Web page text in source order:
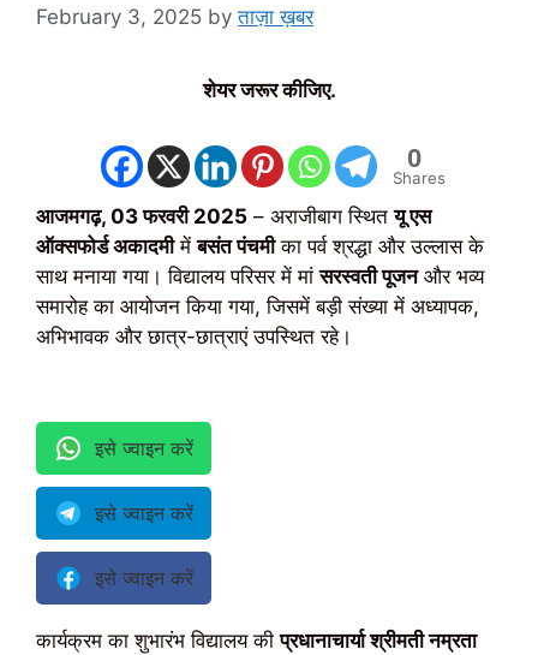
February 3, 2025 byताज़ा ख़बर
शेयर जरूर कीजिए.
0
Shares
आजमगढ़, 03 फरवरी 2025 – अराजीबाग स्थितयू एस
ऑक्सफोर्ड अकादमीमेंबसंत पंचमीका पर्व श्रद्धा और उल्लास के
साथ मनाया गया। विद्यालय परिसर में मांसरस्वती पूजनऔर भव्य
समारोह का आयोजन किया गया, जिसमें बड़ी संख्या में अध्यापक,
अभिभावक और छात्र-छात्राएं उपस्थित रहे।
इसे ज्वाइन करें
इसे ज्वाइन करें
इसे ज्वाइन करें
कार्यक्रम का शुभारंभ विद्यालय कीप्रधानाचार्या श्रीमती नम्रता